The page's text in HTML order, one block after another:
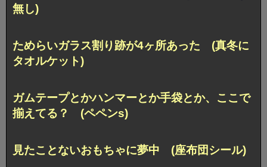
無し)
ためらいガラス割り跡が4ヶ所あった (真冬に
タオルケット)
ガムテープとかハンマーとか手袋とか、ここで
揃えてる？ (ペペンs)
見たことないおもちゃに夢中 (座布団シール)